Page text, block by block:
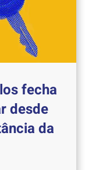
fecha
desde
da